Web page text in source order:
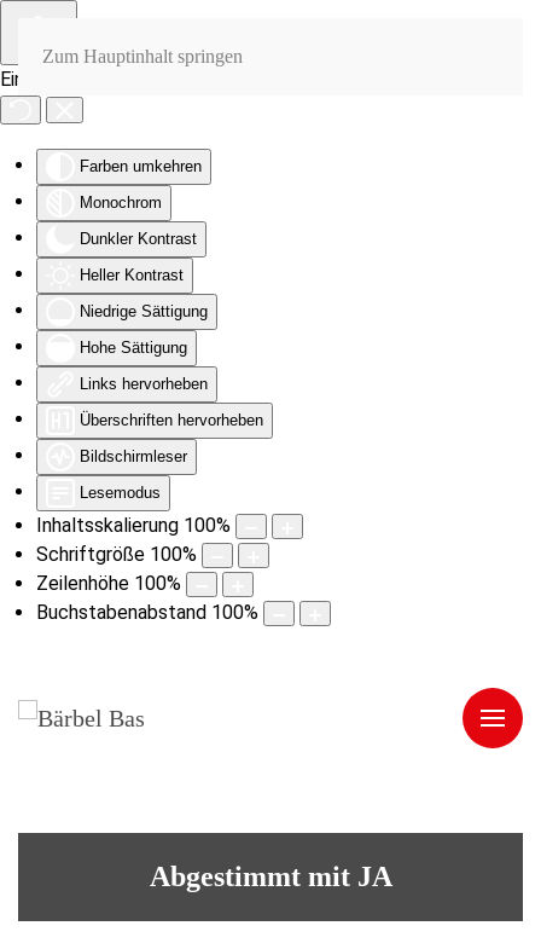
Eingabehilfen öffnen
Farben umkehren
Monochrom
Dunkler Kontrast
Heller Kontrast
Niedrige Sättigung
Hohe Sättigung
Links hervorheben
Überschriften hervorheben
Bildschirmleser
Lesemodus
Inhaltsskalierung 100%
Schriftgröße 100%
Zeilenhöhe 100%
Buchstabenabstand 100%
Zum Hauptinhalt springen
Abgestimmt mit JA